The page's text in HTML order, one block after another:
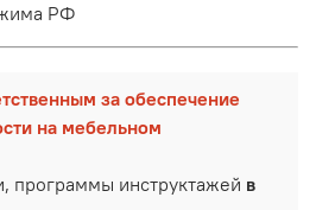
РФ
за обеспечение
на мебельном
программы инструктажей в